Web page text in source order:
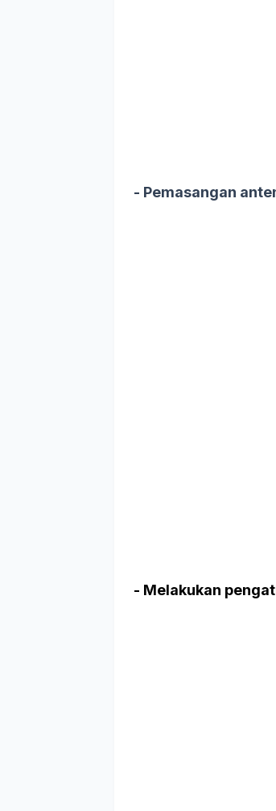
- Pemasangan
- Melakukan